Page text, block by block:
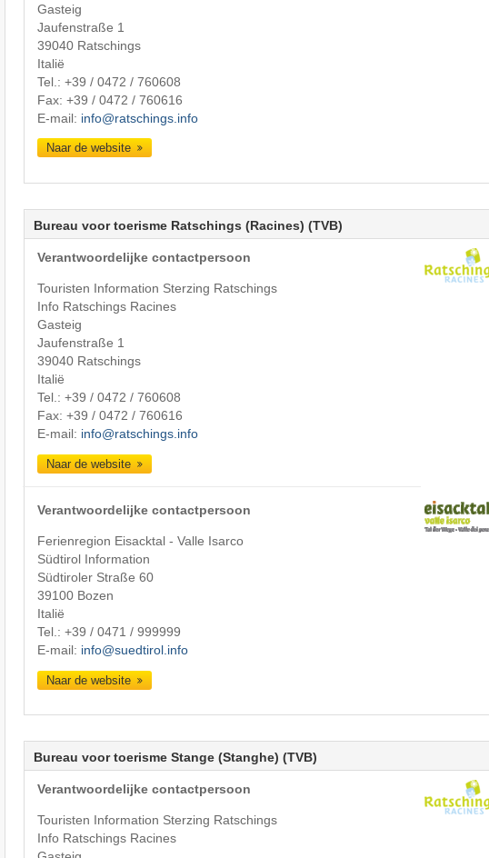
Gasteig
Jaufenstraße 1
39040 Ratschings
Italië
Tel.: +39 / 0472 / 760608
Fax: +39 / 0472 / 760616
E-mail: info@ratschings.info
Naar de website
Bureau voor toerisme Ratschings (Racines) (TVB)
Verantwoordelijke contactpersoon
Touristen Information Sterzing Ratschings
Info Ratschings Racines
Gasteig
Jaufenstraße 1
39040 Ratschings
Italië
Tel.: +39 / 0472 / 760608
Fax: +39 / 0472 / 760616
E-mail: info@ratschings.info
Naar de website
Verantwoordelijke contactpersoon
Ferienregion Eisacktal - Valle Isarco
Südtirol Information
Südtiroler Straße 60
39100 Bozen
Italië
Tel.: +39 / 0471 / 999999
E-mail: info@suedtirol.info
Naar de website
Bureau voor toerisme Stange (Stanghe) (TVB)
Verantwoordelijke contactpersoon
Touristen Information Sterzing Ratschings
Info Ratschings Racines